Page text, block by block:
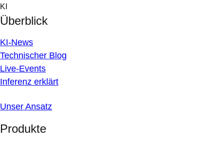
Skip
to
content
KI
Überblick
KI-News
Technischer Blog
Live-Events
Inferenz erklärt
Unser Ansatz
Produkte